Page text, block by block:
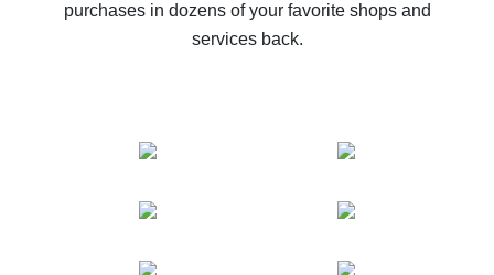
purchases in dozens of your favorite shops and
services back.